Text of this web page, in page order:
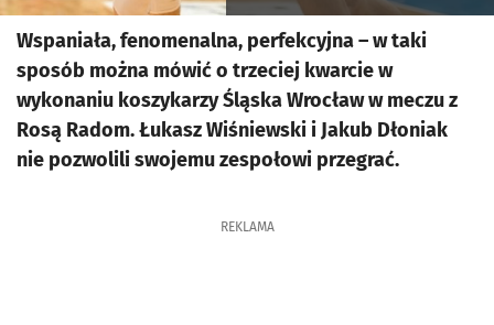
Wspaniała, fenomenalna, perfekcyjna – w taki
sposób można mówić o trzeciej kwarcie w
wykonaniu koszykarzy Śląska Wrocław w meczu z
Rosą Radom. Łukasz Wiśniewski i Jakub Dłoniak
nie pozwolili swojemu zespołowi przegrać.
REKLAMA